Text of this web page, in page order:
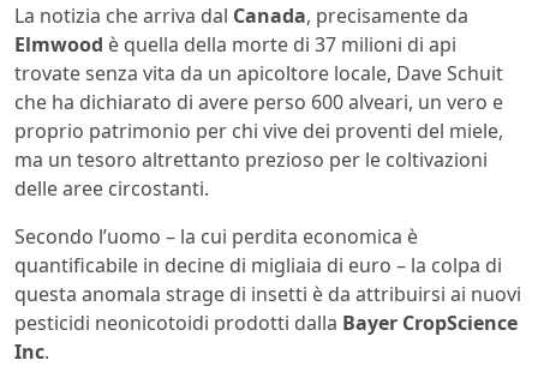
La notizia che arriva dal Canada, precisamente da
Elmwood è quella della morte di 37 milioni di api
trovate senza vita da un apicoltore locale, Dave Schuit
che ha dichiarato di avere perso 600 alveari, un vero e
proprio patrimonio per chi vive dei proventi del miele,
ma un tesoro altrettanto prezioso per le coltivazioni
delle aree circostanti.
Secondo l’uomo – la cui perdita economica è
quantificabile in decine di migliaia di euro – la colpa di
questa anomala strage di insetti è da attribuirsi ai nuovi
pesticidi neonicotoidi prodotti dalla Bayer CropScience
Inc.